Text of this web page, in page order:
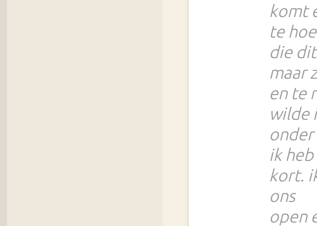
komt
te
die
maar
en te
wilde
onder
ik
kort.
ons
open